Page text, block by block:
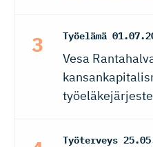
Työelämä
Vesa
Työterveys